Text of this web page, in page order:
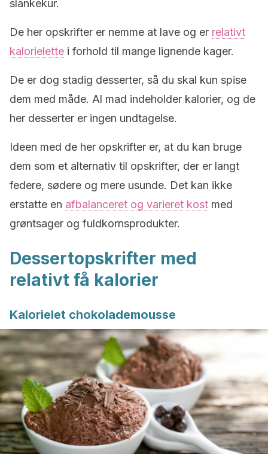
slankekur.
De her opskrifter er nemme at lave og er relativt
kalorielette i forhold til mange lignende kager.
De er dog stadig desserter, så du skal kun spise
dem med måde. Al mad indeholder kalorier, og de
her desserter er ingen undtagelse.
Ideen med de her opskrifter er, at du kan bruge
dem som et alternativ til opskrifter, der er langt
federe, sødere og mere usunde. Det kan ikke
erstatte en afbalanceret og varieret kost med
grøntsager og fuldkornsprodukter.
Dessertopskrifter med
relativt få kalorier
Kalorielet chokolademousse